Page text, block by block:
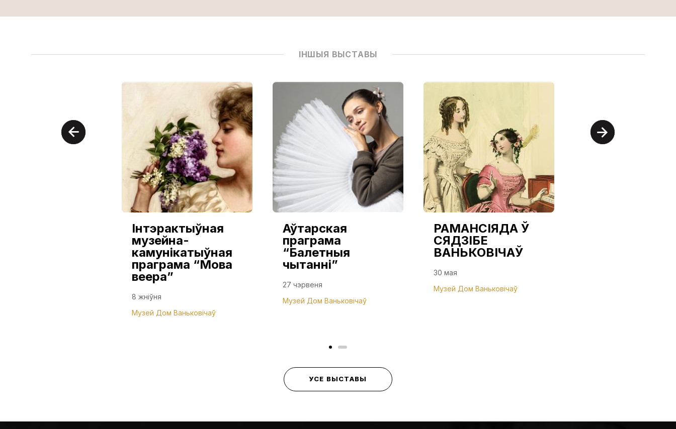
ІНШЫЯ ВЫСТАВЫ
Інтэрактыўная
музейна-
камунікатыўная
праграма “Мова
веера”
8 жніўня
Музей Дом Ваньковічаў
Аўтарская
праграма
“Балетныя
чытанні”
27 чэрвеня
Музей Дом Ваньковічаў
РАМАНСІЯДА Ў
СЯДЗІБЕ
ВАНЬКОВІЧАЎ
30 мая
Музей Дом Ваньковічаў
УСЕ ВЫСТАВЫ